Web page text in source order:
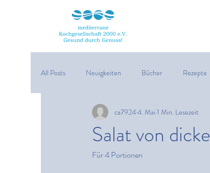
All Posts Neuigkeiten Bücher Rezepte
Veranstaltungen Desserts Pesto
Meeresfrüchte Pizza
Salat von
ca79244. Mai 1 Min. Lesezeit
Für 4 Portionen